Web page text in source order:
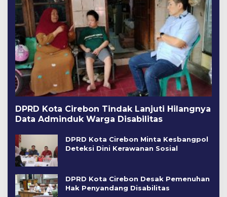
DPRD Kota Cirebon Tindak Lanjuti Hilangnya
Data Adminduk Warga Disabilitas
DPRD Kota Cirebon Minta Kesbangpol
Deteksi Dini Kerawanan Sosial
DPRD Kota Cirebon Desak Pemenuhan
Hak Penyandang Disabilitas